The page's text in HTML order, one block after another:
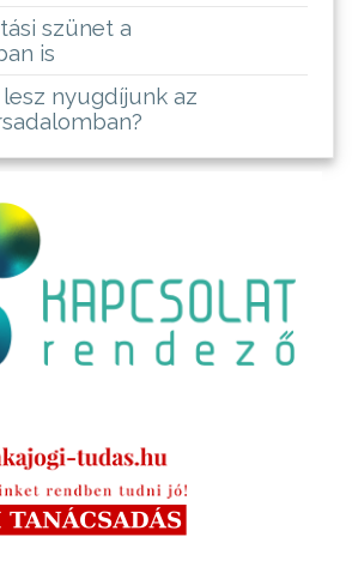
szünet a
is
nyugdíjunk az